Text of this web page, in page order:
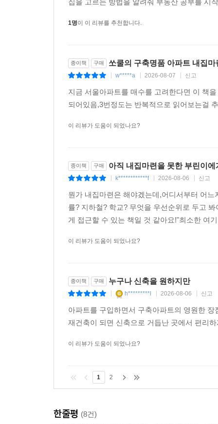
집을 고르는 방법을 알려줘 부동산 공부를 시
1명이 이 리뷰를 추천합니다.
종이책 구매 쏘쿨의 구축명품 아파트 내집마
w*****a 2026-08-07 신고
지금 서울아파트를 매수를 고려한다면 이 책
되어있음,3번정도는 반복적으로 읽어보는걸
이 리뷰가 도움이 되었나요?
종이책 구매 아직 내집마련을 못한 부린이
k************f 2026-08-06 신고
뭔가 내집마련은 해야겠는데,어디서부터 어
률? 지하철? 학교? 무엇을 우선순위로 두고
게 접근할 수 있는 책일 것 같아요!"최소한 여
이 리뷰가 도움이 되었나요?
종이책 구매 누구나 신축을 원하지만
h*********l 2026-08-06 신고
아파트를 구입하면서 구축아파트의 영원한
재건축이 되면 신축으로 거듭난 곳에서 편리
이 리뷰가 도움이 되었나요?
1 2
한줄평 (8건)